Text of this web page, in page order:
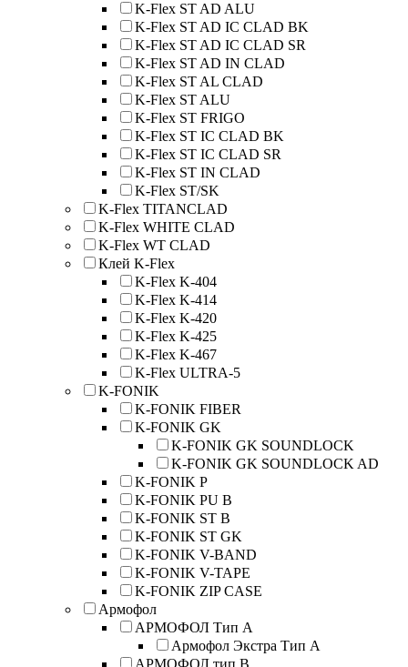
K-Flex ST AD ALU
K-Flex ST AD IC CLAD BK
K-Flex ST AD IC CLAD SR
K-Flex ST AD IN CLAD
K-Flex ST AL CLAD
K-Flex ST ALU
K-Flex ST FRIGO
K-Flex ST IC CLAD BK
K-Flex ST IC CLAD SR
K-Flex ST IN CLAD
K-Flex ST/SK
K-Flex TITANCLAD
K-Flex WHITE CLAD
K-Flex WT CLAD
Клей K-Flex
K-Flex K-404
K-Flex K-414
K-Flex K-420
K-Flex K-425
K-Flex K-467
K-Flex ULTRA-5
K-FONIK
K-FONIK FIBER
K-FONIK GK
K-FONIK GK SOUNDLOCK
K-FONIK GK SOUNDLOCK AD
K-FONIK P
K-FONIK PU B
K-FONIK ST B
K-FONIK ST GK
K-FONIK V-BAND
K-FONIK V-TAPE
K-FONIK ZIP CASE
Армофол
АРМОФОЛ Тип А
Армофол Экстра Тип A